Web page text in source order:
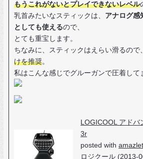
もうこれがないとプレイできないレベル
乳首みたいなスティックは、 アナログ感
としても使えるので、
とても重宝します。
ちなみに、スティックはえらい滑るので、
けを推奨。
私はこんな感じでグルーガンで圧着して
LOGICOOL アドバ
3r
posted with amazlet
ロジクール (2013-